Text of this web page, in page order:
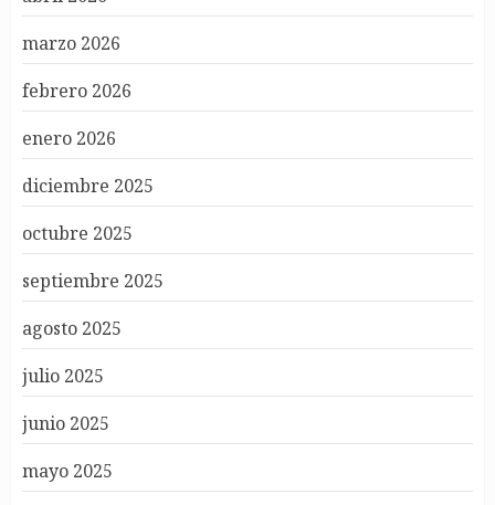
marzo 2026
febrero 2026
enero 2026
diciembre 2025
octubre 2025
septiembre 2025
agosto 2025
julio 2025
junio 2025
mayo 2025